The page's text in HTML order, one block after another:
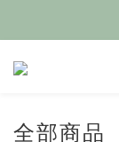
全部商品